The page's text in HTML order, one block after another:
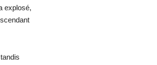
explosé,